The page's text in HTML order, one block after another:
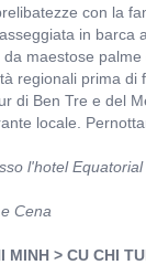
con la
in barca
maestose palme
regionali prima di
di Ben Tre e del
locale.
l'hotel
Cena
MINH > CU CHI